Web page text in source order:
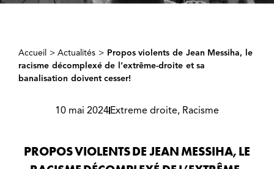
Accueil >Actualités > Propos violents de Jean Messiha, le
racisme décomplexé de l’extrême-droite et sa
banalisation doivent cesser!
10 mai 2024Extreme droite, Racisme
PROPOS VIOLENTS DE JEAN MESSIHA, LE